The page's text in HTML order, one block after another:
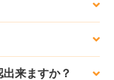
来ますか？